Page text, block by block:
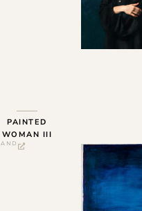
PAINTED
WOMAN III